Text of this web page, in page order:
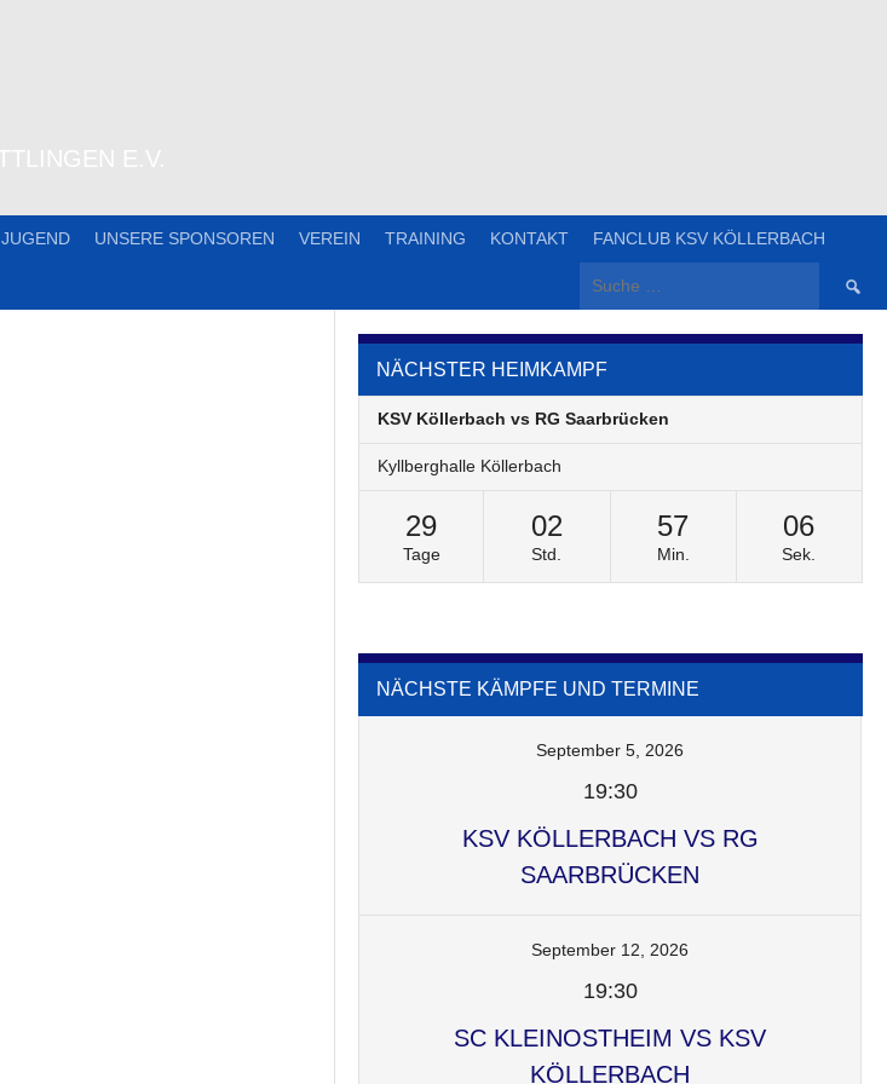
JUGEND UNSERE SPONSOREN VEREIN TRAINING KONTAKT FANCLUB KSV KÖLLERBACH
Suche
NÄCHSTER HEIMKAMPF
KSV Köllerbach vs RG Saarbrücken
Kyllberghalle Köllerbach
29
Tage
02
Std.
57
Min.
06
Sek.
NÄCHSTE KÄMPFE UND TERMINE
September 5, 2026
19:30
KSV KÖLLERBACH VS RG
SAARBRÜCKEN
September 12, 2026
19:30
SC KLEINOSTHEIM VS KSV
KÖLLERBACH